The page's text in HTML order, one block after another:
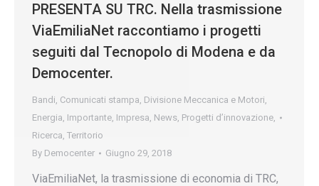
PRESENTA SU TRC. Nella trasmissione
ViaEmiliaNet raccontiamo i progetti
seguiti dal Tecnopolo di Modena e da
Democenter.
Bandi, Comunicati stampa, Divisione Meccanica e Motori,
Energia, Importante, Impresa, News, Progetti d’innovazione,
Ricerca, Territorio
By Democenter Giugno 29, 2018
ViaEmiliaNet, la trasmissione di economia di TRC,